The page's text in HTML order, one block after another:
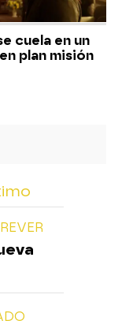
cuela en un
plan misión